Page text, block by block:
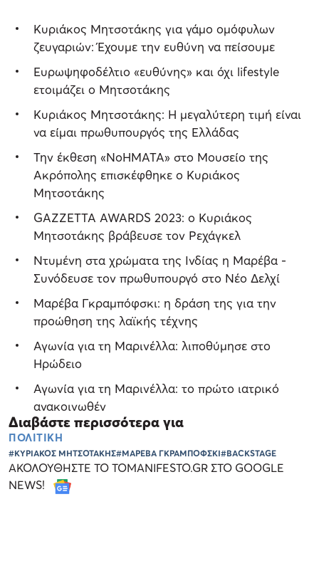
Κυριάκος Μητσοτάκης για γάμο ομόφυλων
ζευγαριών: Έχουμε την ευθύνη να πείσουμε
Ευρωψηφοδέλτιο «ευθύνης» και όχι lifestyle
ετοιμάζει ο Μητσοτάκης
Κυριάκος Μητσοτάκης: Η μεγαλύτερη τιμή είναι
να είμαι πρωθυπουργός της Ελλάδας
Την έκθεση «ΝοΗΜΑΤΑ» στο Μουσείο της
Ακρόπολης επισκέφθηκε ο Κυριάκος
Μητσοτάκης
GAZZETTA AWARDS 2023: ο Κυριάκος
Μητσοτάκης βράβευσε τον Ρεχάγκελ
Ντυμένη στα χρώματα της Ινδίας η Μαρέβα -
Συνόδευσε τον πρωθυπουργό στο Νέο Δελχί
Μαρέβα Γκραμπόφσκι: η δράση της για την
προώθηση της λαϊκής τέχνης
Αγωνία για τη Μαρινέλλα: λιποθύμησε στο
Ηρώδειο
Αγωνία για τη Μαρινέλλα: το πρώτο ιατρικό
ανακοινωθέν
Διαβάστε περισσότερα για
ΠΟΛΙΤΙΚΗ
#ΚΥΡΙΑΚΟΣ ΜΗΤΣΟΤΑΚΗΣ#ΜΑΡΕΒΑ ΓΚΡΑΜΠΟΦΣΚΙ#BACKSTAGE
ΑΚΟΛΟΥΘΗΣΤΕ ΤΟ TOMANIFESTO.GR ΣΤΟ GOOGLE
NEWS!